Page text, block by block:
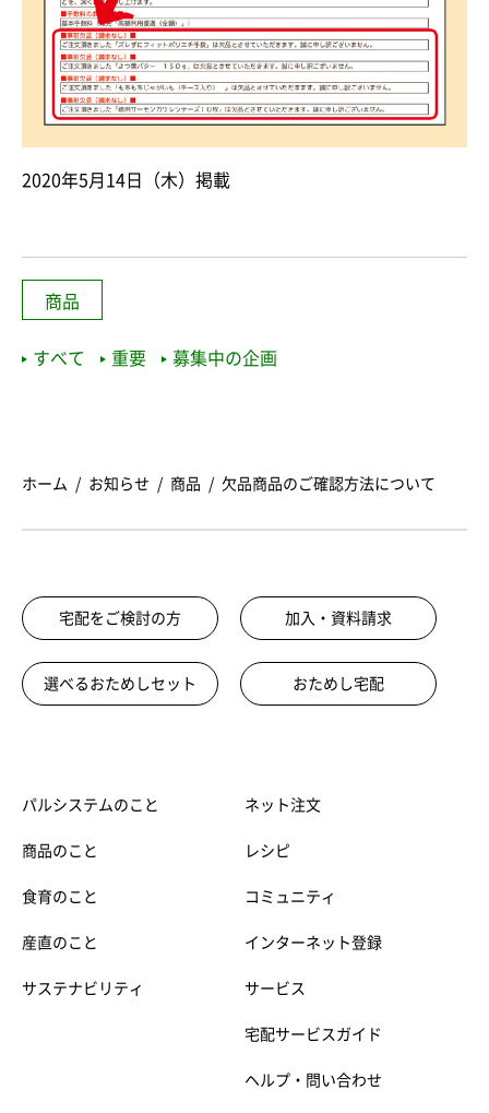
2020年5月14日（木）掲載
商品
すべて 重要 募集中の企画
ホーム お知らせ 商品 欠品商品のご確認方法について
宅配をご検討の方 加入・資料請求
選べるおためしセット おためし宅配
パルシステムのこと
商品のこと
食育のこと
産直のこと
サステナビリティ
ネット注文
レシピ
コミュニティ
インターネット登録
サービス
宅配サービスガイド
ヘルプ・問い合わせ